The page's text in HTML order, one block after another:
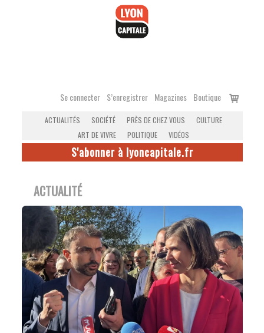
Se connecter S’enregistrer Magazines Boutique
Voir
ACTUALITÉS SOCIÉTÉ PRÈS DE CHEZ VOUS
CULTURE
ART DE VIVRE
POLITIQUE VIDÉOS
S'abonner à lyoncapitale.fr
ACTUALITÉ